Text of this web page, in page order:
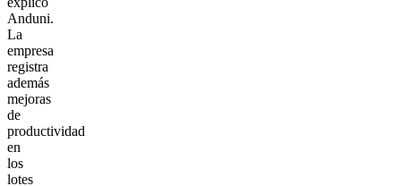
Anduni.
La
empresa
registra
además
mejoras
de
productividad
en
los
lotes